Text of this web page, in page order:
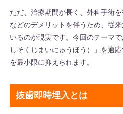
ただ、治療期間が長く、外科手術
などのデメリットを伴うため、従
いるのが現実です。今回のテーマ
しそくじまいにゅうほう）」を適
を最小限に抑えられます。
抜歯即時埋入とは